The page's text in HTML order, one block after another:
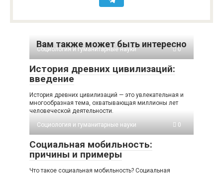
Вам также может быть интересно
Социология и гуманитарные науки 0
История древних цивилизаций:
введение
История древних цивилизаций — это увлекательная и
многообразная тема, охватывающая миллионы лет
человеческой деятельности.
Социология и гуманитарные науки
0
Социальная мобильность:
причины и примеры
Что такое социальная мобильность? Социальная